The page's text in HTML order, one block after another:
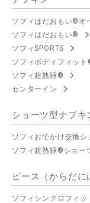
ソフィはだおもい®オ
ソフィはだおもい®
ソフィSPORTS
ソフィボディフィット
ソフィ超熟睡®
センターイン
ショーツ型ナプキ
ソフィおでかけ交換シ
ソフィ超熟睡®ショー
ピース（からだに
ソフィシンクロフィッ